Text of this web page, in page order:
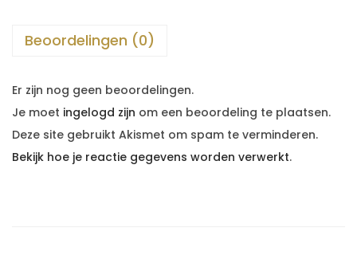
Beoordelingen (0)
Er zijn nog geen beoordelingen.
Je moet ingelogd zijn om een beoordeling te plaatsen.
Deze site gebruikt Akismet om spam te verminderen.
Bekijk hoe je reactie gegevens worden verwerkt.